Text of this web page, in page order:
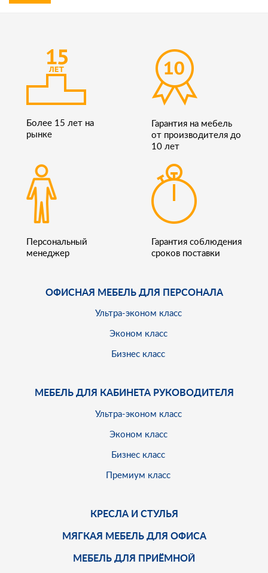
Более 15 лет на
рынке
Гарантия на мебель
от производителя до
10 лет
Персональный
менеджер
Гарантия соблюдения
сроков поставки
ОФИСНАЯ МЕБЕЛЬ ДЛЯ ПЕРСОНАЛА
Ультра-эконом класс
Эконом класс
Бизнес класс
МЕБЕЛЬ ДЛЯ КАБИНЕТА РУКОВОДИТЕЛЯ
Ультра-эконом класс
Эконом класс
Бизнес класс
Премиум класс
КРЕСЛА И СТУЛЬЯ
МЯГКАЯ МЕБЕЛЬ ДЛЯ ОФИСА
МЕБЕЛЬ ДЛЯ ПРИЁМНОЙ